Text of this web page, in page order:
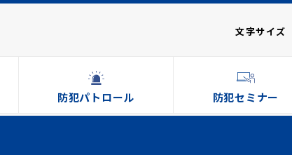
文字サイズ
防犯パトロール 防犯セミナー